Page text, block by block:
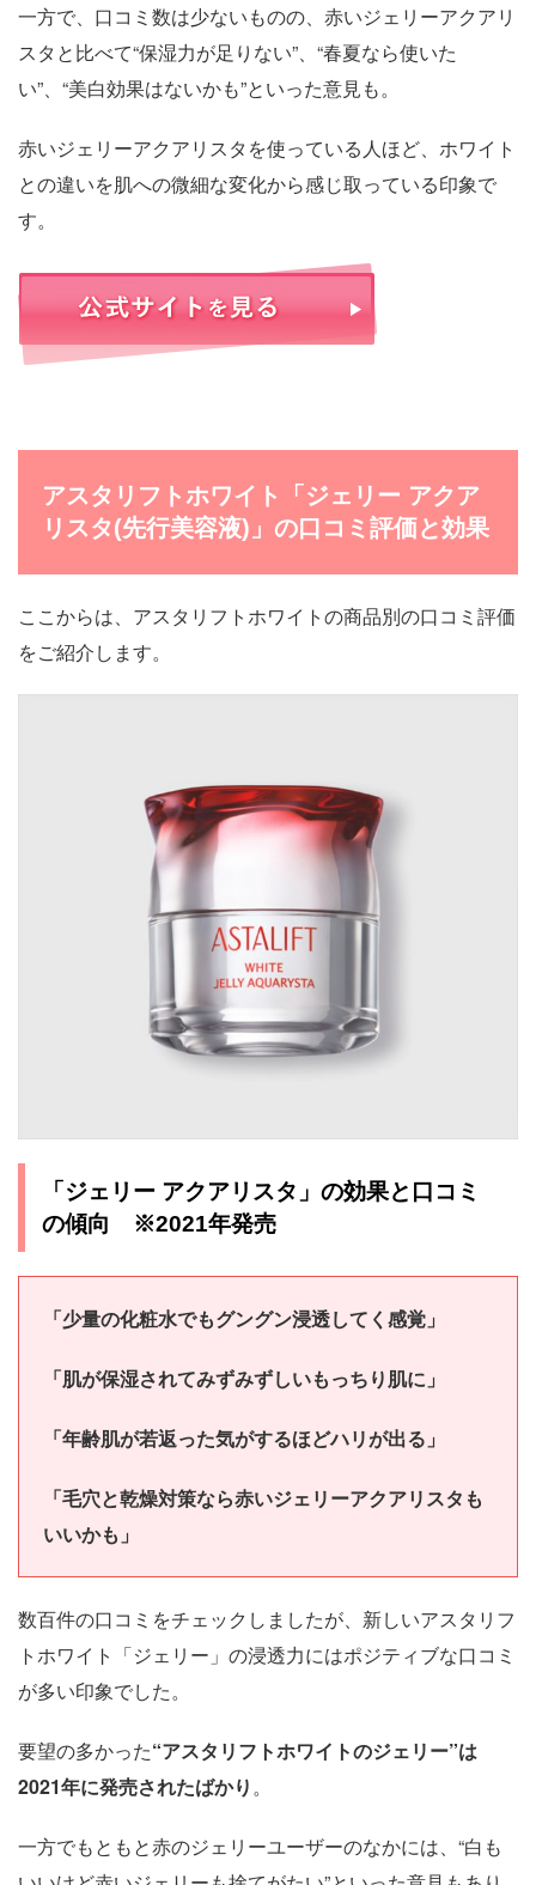
一方で、口コミ数は少ないものの、赤いジェリーアクアリ
スタと比べて“保湿力が足りない”、“春夏なら使いた
い”、“美白効果はないかも”といった意見も。
赤いジェリーアクアリスタを使っている人ほど、ホワイト
との違いを肌への微細な変化から感じ取っている印象で
す。
アスタリフトホワイト「ジェリー アクア
リスタ(先行美容液)」の口コミ評価と効果
ここからは、アスタリフトホワイトの商品別の口コミ評価
をご紹介します。
「ジェリー アクアリスタ」の効果と口コミ
の傾向 ※2021年発売
「少量の化粧水でもグングン浸透してく感覚」
「肌が保湿されてみずみずしいもっちり肌に」
「年齢肌が若返った気がするほどハリが出る」
「毛穴と乾燥対策なら赤いジェリーアクアリスタも
いいかも」
数百件の口コミをチェックしましたが、新しいアスタリフ
トホワイト「ジェリー」の浸透力にはポジティブな口コミ
が多い印象でした。
要望の多かった“アスタリフトホワイトのジェリー”は
2021年に発売されたばかり。
一方でもともと赤のジェリーユーザーのなかには、“白も